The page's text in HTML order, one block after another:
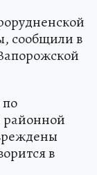
сообщили в
районной
в